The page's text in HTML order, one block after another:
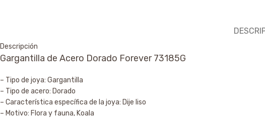
Descripción
Gargantilla de Acero Dorado Forever 73185G
– Tipo de joya: Gargantilla
– Tipo de acero: Dorado
– Característica específica de la joya: Dije liso
– Motivo: Flora y fauna, Koala